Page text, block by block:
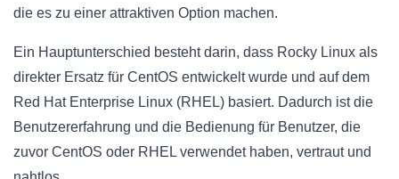
die es zu einer attraktiven Option machen.
Ein Hauptunterschied besteht darin, dass Rocky Linux als
direkter Ersatz für CentOS entwickelt wurde und auf dem
Red Hat Enterprise Linux (RHEL) basiert. Dadurch ist die
Benutzererfahrung und die Bedienung für Benutzer, die
zuvor CentOS oder RHEL verwendet haben, vertraut und